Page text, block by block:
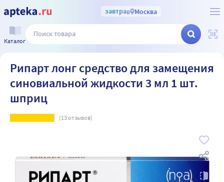
завтрав Москва
Каталог
Рипарт лонг средство для замещения
синовиальной жидкости 3 мл 1 шт.
шприц
(13отзывов)